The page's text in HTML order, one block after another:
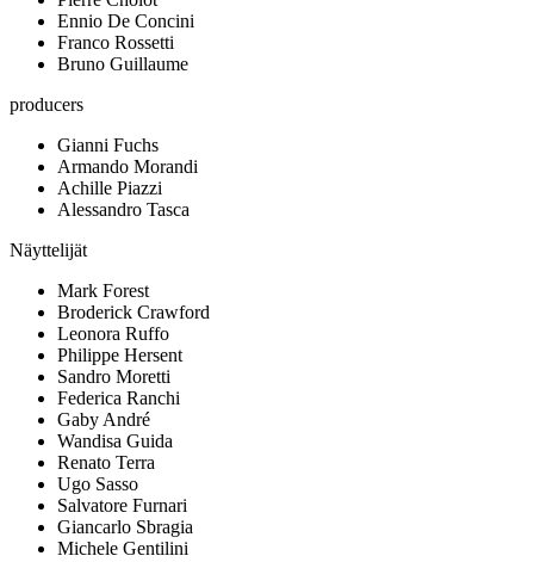
Ennio De Concini
Franco Rossetti
Bruno Guillaume
producers
Gianni Fuchs
Armando Morandi
Achille Piazzi
Alessandro Tasca
Näyttelijät
Mark Forest
Broderick Crawford
Leonora Ruffo
Philippe Hersent
Sandro Moretti
Federica Ranchi
Gaby André
Wandisa Guida
Renato Terra
Ugo Sasso
Salvatore Furnari
Giancarlo Sbragia
Michele Gentilini